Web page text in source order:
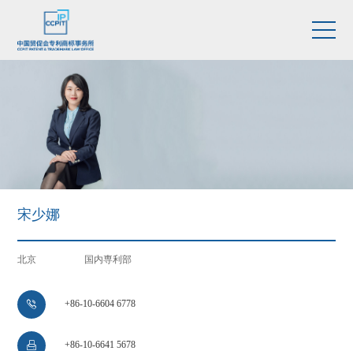
宋少娜
北京 国内専利部
 +86-10-6604 6778
 +86-10-6641 5678